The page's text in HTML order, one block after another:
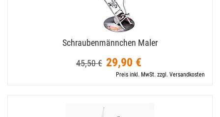
Schraubenmännchen Maler
45,50 € 29,90 €
Preis inkl. MwSt. zzgl. Versandkosten